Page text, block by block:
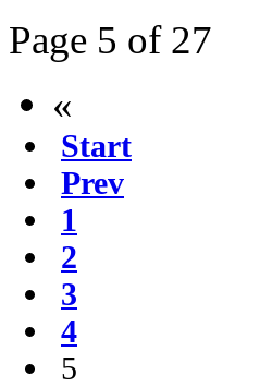
Page 5 of 27
«
Start
Prev
1
2
3
4
5